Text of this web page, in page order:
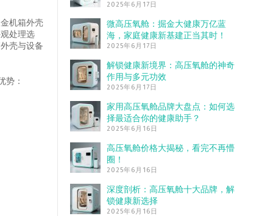
机箱外壳
处理选
壳与设备
势：
2025年6月17日
微高压氧舱：掘金大健康万亿蓝
海，家庭健康新基建正当其时！
2025年6月17日
解锁健康新境界：高压氧舱的神奇
作用与多元功效
2025年6月17日
家用高压氧舱品牌大盘点：如何选
择最适合你的健康助手？
2025年6月16日
高压氧舱价格大揭秘，看完不再懵
圈！
2025年6月16日
深度剖析：高压氧舱十大品牌，解
锁健康新选择
2025年6月16日